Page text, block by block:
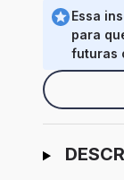
Essa
para
futuras
Ir para